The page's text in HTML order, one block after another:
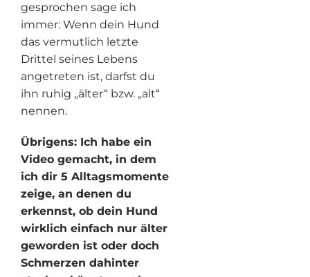
gesprochen sage ich
immer: Wenn dein Hund
das vermutlich letzte
Drittel seines Lebens
angetreten ist, darfst du
ihn ruhig „älter“ bzw. „alt“
nennen.
Übrigens: Ich habe ein
Video gemacht, in dem
ich dir 5 Alltagsmomente
zeige, an denen du
erkennst, ob dein Hund
wirklich einfach nur älter
geworden ist oder doch
Schmerzen dahinter